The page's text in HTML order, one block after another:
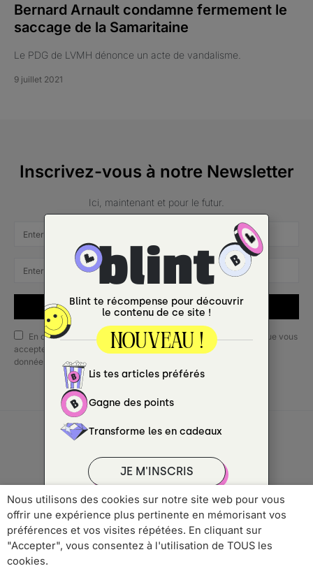
Bernard Arnault condamne fermement le
saccage de la Samaritaine
Le PDG de LVMH dénonce un acte de vandalisme.
9 juillet 2021
Inscrivez-vous à notre Newsletter
Ici, maintenant et pour le futur.
SUBSCRIBE
En cochant cette case, vous confirmez que vous avez lu et que vous
acceptez nos conditions d'utilisation concernant le stockage des
données soumises via ce formulaire.
Qui sommes-nous ? Publicité
Contact
Mentions Légales
Politique de Confidentialité
Nous utilisons des cookies sur notre site web pour vous
offrir une expérience plus pertinente en mémorisant vos
préférences et vos visites répétées. En cliquant sur
"Accepter", vous consentez à l'utilisation de TOUS les
cookies.